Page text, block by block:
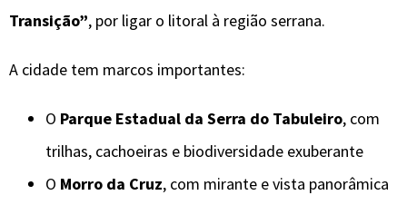
Transição”, por ligar o litoral à região serrana.
A cidade tem marcos importantes:
O Parque Estadual da Serra do Tabuleiro, com
trilhas, cachoeiras e biodiversidade exuberante
O Morro da Cruz, com mirante e vista panorâmica